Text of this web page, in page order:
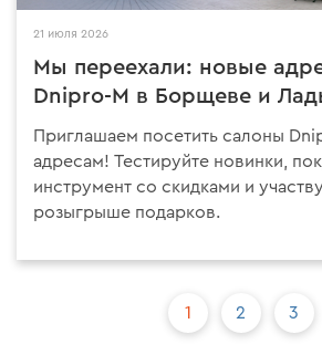
21 июля 2026
Мы переехали: новые
Dnipro-M в Борщеве и
Приглашаем посетить салоны
адресам! Тестируйте новинки,
инструмент со скидками и
розыгрыше подарков.
Первая
1 2 3